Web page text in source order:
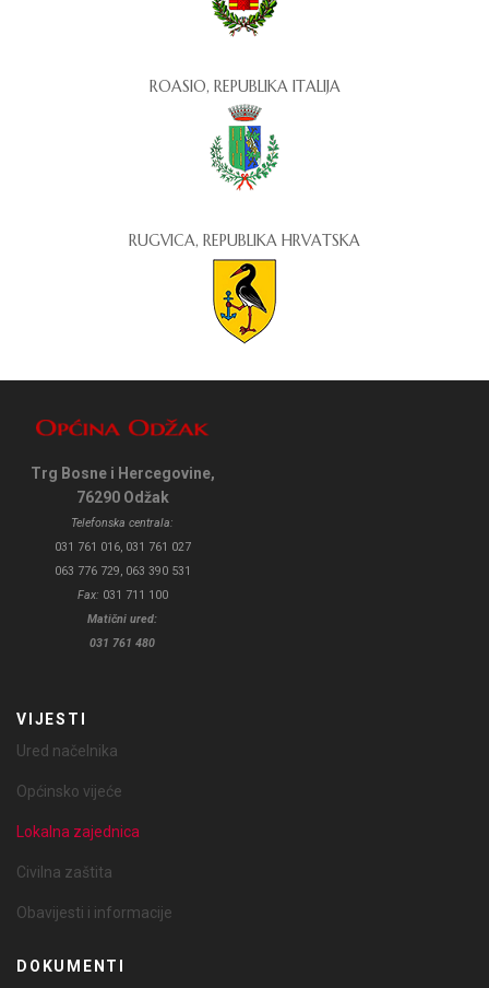
ROASIO, REPUBLIKA ITALIJA
RUGVICA, REPUBLIKA HRVATSKA
Trg Bosne i Hercegovine,
76290 Odžak
Telefonska centrala:
031 761 016, 031 761 027
063 776 729, 063 390 531
Fax: 031 711 100
Matični ured:
031 761 480
VIJESTI
Ured načelnika
Općinsko vijeće
Lokalna zajednica
Civilna zaštita
Obavijesti i informacije
DOKUMENTI